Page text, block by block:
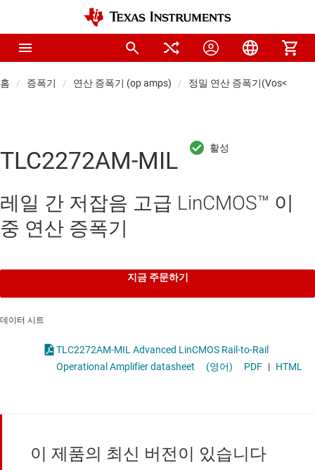
홈 증폭기 연산 증폭기 (op amps) 정밀 연산 증폭기(Vos<1mV)
TLC2272AM-MIL
레일 간 저잡음 고급 LinCMOS™ 이
중 연산 증폭기
지금 주문하기
데이터 시트
TLC2272AM-MIL Advanced LinCMOS Rail-to-Rail
Operational Amplifier datasheet
(영어) PDF | HTML
이 제품의 최신 버전이 있습니다